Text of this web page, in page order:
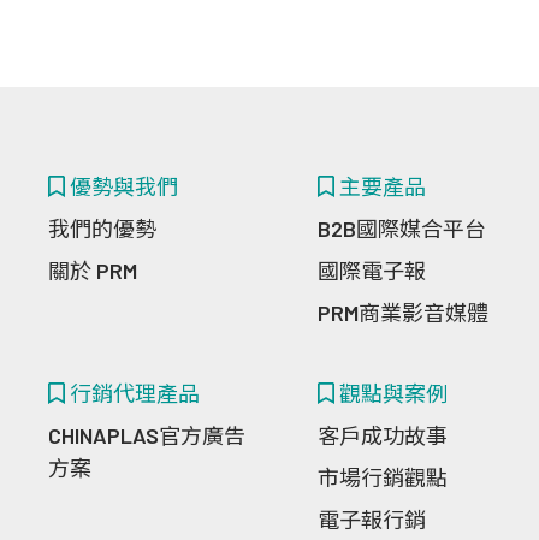
優勢與我們
我們的優勢
關於 PRM
主要產品
B2B國際媒合平台
國際電子報
PRM商業影音媒體
行銷代理產品
CHINAPLAS官方廣告
方案
觀點與案例
客戶成功故事
市場行銷觀點
電子報行銷